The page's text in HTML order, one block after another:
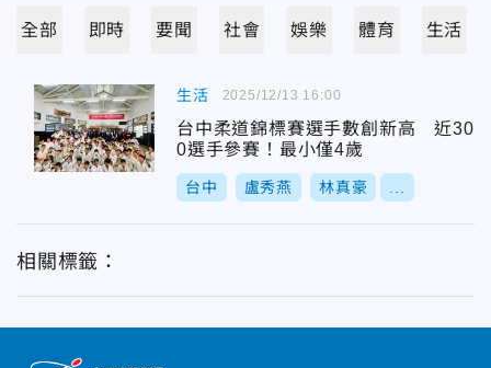
全部 即時 要聞 社會 娛樂 體育 生活
生活
台中柔道錦標賽選手數創新高 近30
0選手參賽！最小僅4歲
台中 盧秀燕 林真豪
2025/12/13 16:00
相關標籤：